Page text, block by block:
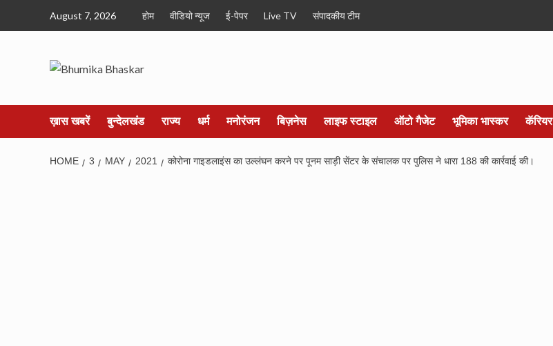
August 7, 2026 होम वीडियो न्यूज ई-पेपर Live TV संपादकीय टीम
ख़ास खबरें बुन्देलखंड राज्य धर्म मनोरंजन बिज़नेस लाइफ स्टाइल ऑटो गैजेट भूमिका भास्कर कॅरियर
HOME 3 MAY 2021 कोरोना गाइडलाइंस का उल्लंघन करने पर पूनम साड़ी सेंटर के संचालक पर पुलिस ने धारा 188 की कार्रवाई की।